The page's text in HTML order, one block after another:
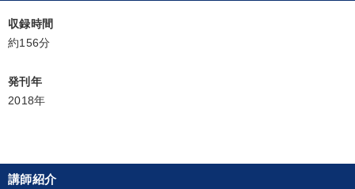
デジタルマーケティング
すべての音声・動画（全2076タイトル）からお探しいただけます
収録時間
約156分
発刊年
2018年
講師紹介